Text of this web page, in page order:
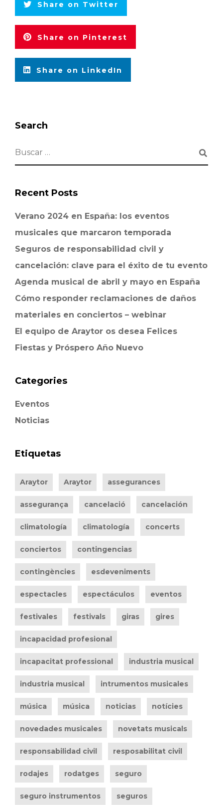
Share on Twitter
Share on Pinterest
Share on LinkedIn
Search
Recent Posts
Verano 2024 en España: los eventos
musicales que marcaron temporada
Seguros de responsabilidad civil y
cancelación: clave para el éxito de tu evento
Agenda musical de abril y mayo en España
Cómo responder reclamaciones de daños
materiales en conciertos – webinar
El equipo de Araytor os desea Felices
Fiestas y Próspero Año Nuevo
Categories
Eventos
Noticias
Etiquetas
Araytor Araytor assegurances
assegurança cancelació cancelación
climatología climatología concerts
conciertos contingencias
contingències esdeveniments
espectacles espectáculos eventos
festivales festivals giras gires
incapacidad profesional
incapacitat professional industria musical
industria musical intrumentos musicales
música música noticias notícies
novedades musicales novetats musicals
responsabilidad civil resposabilitat civil
rodajes rodatges seguro
seguro instrumentos seguros